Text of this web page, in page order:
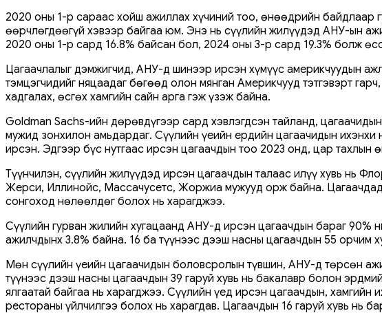
2020 оны 1-р сараас хойш ажиллах хүчиний тоо, өнөөдрийн байдлаар
өөрчлөгдөөгүй хэвээр байгаа юм. Энэ нь сүүлийн жилүүдэд АНУ-ын
2020 оны 1-р сард 16.8% байсан бол, 2024 оны 3-р сард 19.3% болж
Цагаачлалыг дэмжигчид, АНУ-д шинээр ирсэн хүмүүс америкчуудын
тэмцэгчидийг няцаадаг бөгөөд олон мянган Америкчууд тэтгэвэрт
хадгалах, өсгөх хамгийн сайн арга гэж үзэж байна.
Goldman Sachs-ийн дөрөвдүгээр сард хэвлэгдсэн тайланд,
мужид зонхилон амьдардаг. Сүүлийн үеийн ердийн цагаачидын
ирсэн. Эдгээр бүс нутгаас ирсэн цагаачдын тоо 2023 онд, цар
Түүнчилэн, сүүлийн жилүүдэд ирсэн цагаачдын талаас илүү хувь нь
Жерси, Иллинойс, Массачусетс, Жоржиа мужууд орж байна. Цагаачдад
сонгоход нөлөөлдөг болох нь харагджээ.
Сүүлийн гурван жилийн хугацаанд АНУ-д ирсэн цагаачдын бараг
ажилчдынх 3.8% байна. 16 ба түүнээс дээш насны цагаачдын 55 орчим
Мөн сүүлийн үеийн цагаачидын боловсролын түвшин, АНУ-д төрсөн
түүнээс дээш насны цагаачдын 39 гаруй хувь нь бакалавр болон
ялгаатай байгаа нь харагджээ. Сүүлийн үед ирсэн цагаачдын,
рестораны үйлчилгээ болох нь харагдав. Цагаачдын 16 гаруй хувь